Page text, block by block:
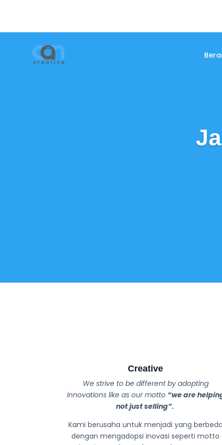
Creative
We strive to be different by adopting
innovations like as our motto “we are
not just selling”.
Kami berusaha untuk menjadi yang berbeda
dengan mengadopsi inovasi seperti motto